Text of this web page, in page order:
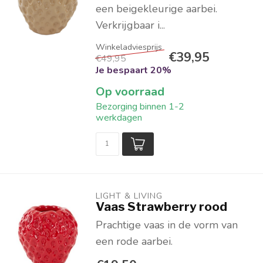
een beigekleurige aarbei.
Verkrijgbaar i...
€49,95 €39,95
Je bespaart 20%
Op voorraad
Bezorging binnen 1-2
werkdagen
LIGHT & LIVING
Vaas Strawberry rood
Prachtige vaas in de vorm van
een rode aarbei.